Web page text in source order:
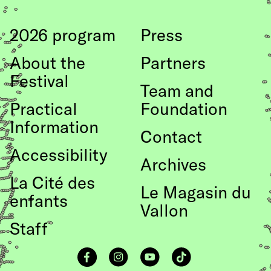
Coco Schwarz
Assistant Choreographer and Director
Victor Mendes
Surtitles
Daniela Lehmann
Consultant for descriptive surtitles
Lua Leirner
Translation French subtitles
Cassiane Pfund
Video/Photography Switzerland
Sam Hill
Victoria Papagni
Olivia Schenker
2026 program
About the
Festival
Practical
Information
Accessibility
La Cité des
enfants
Staff
Press
Partners
Team and
Foundation
Contact
Archives
Le Magasin du
Vallon